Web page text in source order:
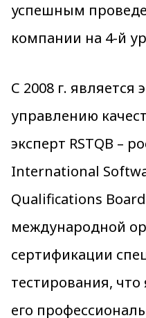
успешным
компании на 4-й
С 2008 г. является
управлению
эксперт RSTQB –
International
Qualifications
международной
сертификации
тестирования,
его